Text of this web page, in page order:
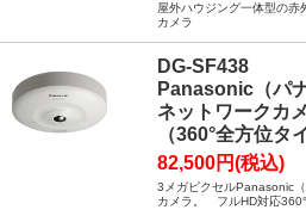
屋外ハウジング一体型の赤
カメラ
DG-SF438
Panasonic（パ
ネットワークカ
（360°全方位タ
82,500円(税込)
3メガピクセルPanasonic
カメラ。 フルHD対応